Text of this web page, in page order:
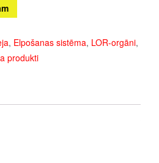
, Elpošanas sistēma, LOR-orgāni,
produkti